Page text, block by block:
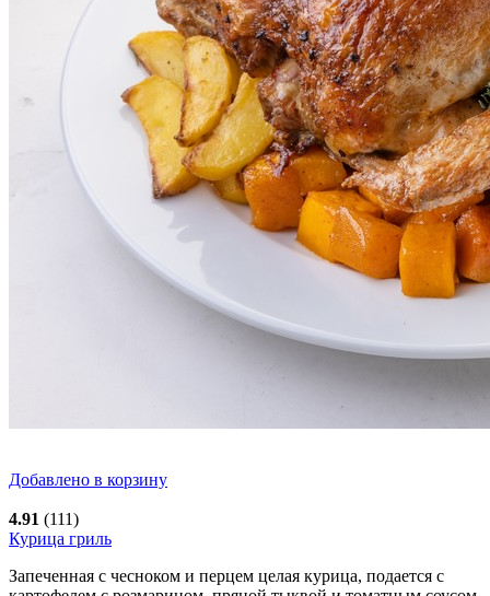
Добавлено в корзину
4.91 (111)
Курица гриль
Запеченная с чесноком и перцем целая курица, подается с